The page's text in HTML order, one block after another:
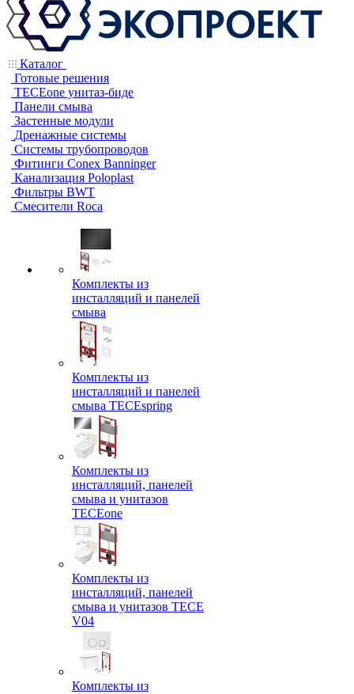
Каталог
Готовые решения
TECEone унитаз-биде
Панели смыва
Застенные модули
Дренажные системы
Системы трубопроводов
Фитинги Conex Banninger
Канализация Poloplast
Фильтры BWT
Смесители Roca
Комплекты из
инсталляций и панелей
смыва
Комплекты из
инсталляций и панелей
смыва TECEspring
Комплекты из
инсталляций, панелей
смыва и унитазов
TECEone
Комплекты из
инсталляций, панелей
смыва и унитазов ТЕСЕ
V04
Комплекты из